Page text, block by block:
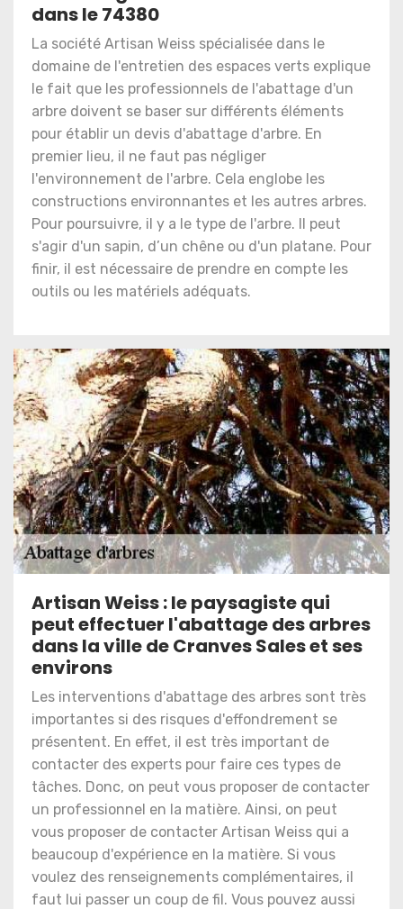
dans le 74380
La société Artisan Weiss spécialisée dans le
domaine de l'entretien des espaces verts explique
le fait que les professionnels de l'abattage d'un
arbre doivent se baser sur différents éléments
pour établir un devis d'abattage d'arbre. En
premier lieu, il ne faut pas négliger
l'environnement de l'arbre. Cela englobe les
constructions environnantes et les autres arbres.
Pour poursuivre, il y a le type de l'arbre. Il peut
s'agir d'un sapin, d’un chêne ou d'un platane. Pour
finir, il est nécessaire de prendre en compte les
outils ou les matériels adéquats.
Artisan Weiss : le paysagiste qui
peut effectuer l'abattage des arbres
dans la ville de Cranves Sales et ses
environs
Les interventions d'abattage des arbres sont très
importantes si des risques d'effondrement se
présentent. En effet, il est très important de
contacter des experts pour faire ces types de
tâches. Donc, on peut vous proposer de contacter
un professionnel en la matière. Ainsi, on peut
vous proposer de contacter Artisan Weiss qui a
beaucoup d'expérience en la matière. Si vous
voulez des renseignements complémentaires, il
faut lui passer un coup de fil. Vous pouvez aussi